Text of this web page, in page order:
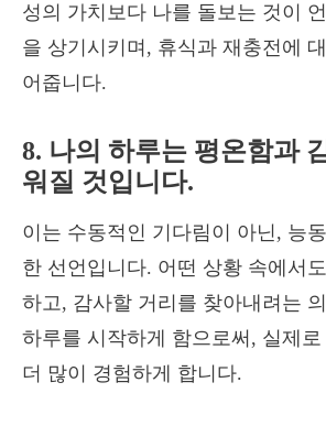
성의 가치보다 나를 돌보는 것이
을 상기시키며, 휴식과 재충전에
어줍니다.
8. 나의 하루는 평온함과
워질 것입니다.
이는 수동적인 기다림이 아닌, 능
한 선언입니다. 어떤 상황 속에서
하고, 감사할 거리를 찾아내려는
하루를 시작하게 함으로써, 실제
더 많이 경험하게 합니다.